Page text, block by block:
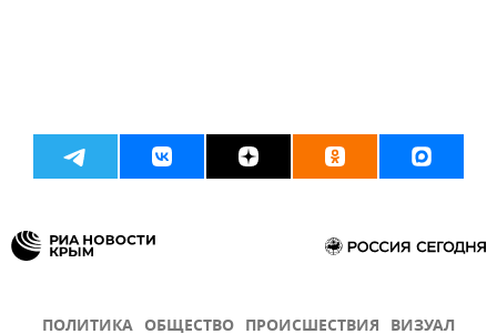
ПОЛИТИКА ОБЩЕСТВО ПРОИСШЕСТВИЯ ВИЗУАЛ